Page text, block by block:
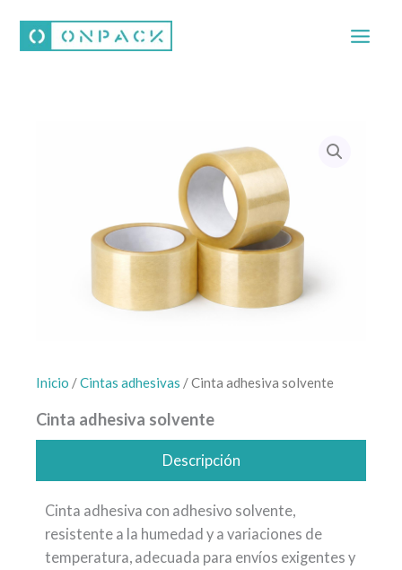
contenido
Inicio /Cintas adhesivas / Cinta adhesiva solvente
Cinta adhesiva solvente
Descripción
Cinta adhesiva con adhesivo solvente,
resistente a la humedad y a variaciones de
temperatura, adecuada para envíos exigentes y